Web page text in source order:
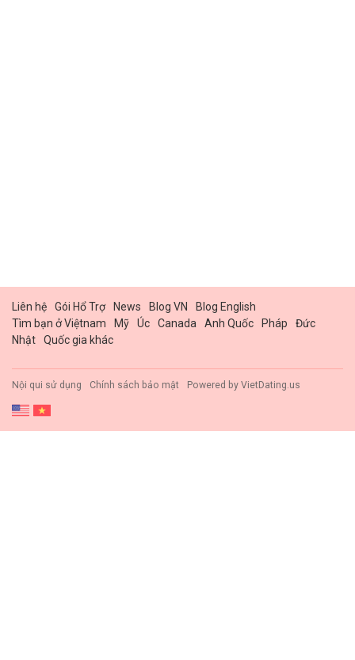
Liên hệ Gói Hổ Trợ News Blog VN
Blog English
Tìm bạn ở Việtnam
Mỹ Úc Canada Anh Quốc Pháp
Đức
Nhật
Quốc gia khác
Nội qui sử dụng Chính sách bảo mật Powered by VietDating.us